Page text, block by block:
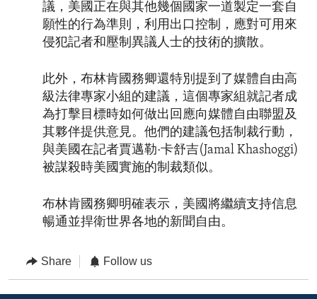
議，美國正在與其他幾個國家一道製定一套自
願性的行為準則，利用出口控制，應對可用來
侵犯記者和壓制異議人士的技術的擴散。
此外，布林肯國務卿還特別提到了媒體自由高
級法律專家小組的建議，這個專家組就記者成
為打擊目標時如何做出回應向媒體自由聯盟及
其夥伴提供意見。他們的建議包括制裁行動，
與美國在記者賈邁勒·卡舒吉(Jamal Khashoggi)
被謀殺時美國實施的制裁類似。
布林肯國務卿明確表示，美國將繼續支持信息
暢通並捍衛世界各地的新聞自由。
Share Follow us